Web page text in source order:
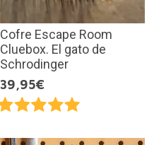
Cofre Escape Room
Cluebox. El gato de
Schrodinger
39,95€